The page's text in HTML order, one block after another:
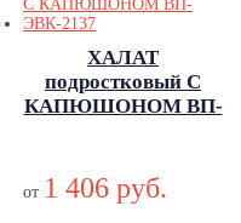
ХАЛАТ
подростковый С
КАПЮШОНОМ ВП-
КАПЮШОНОМ
от 1 406 руб.